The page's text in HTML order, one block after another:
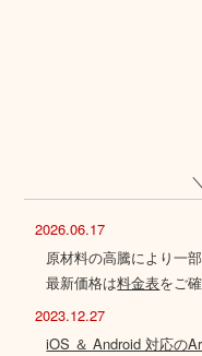
2026.06.17
原材料の高騰により一
最新価格は料金表をご
2023.12.27
iOS ＆ Android 対応の